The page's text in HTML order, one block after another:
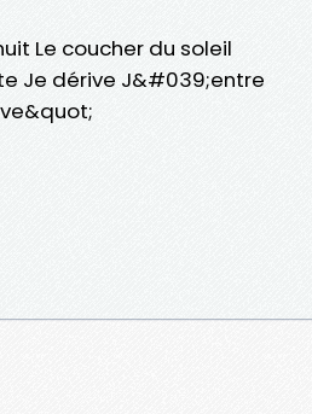
Le coucher du soleil
Je dérive J&#039;entre